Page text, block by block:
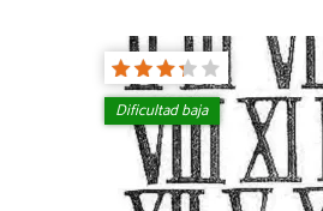
Dificultad baja